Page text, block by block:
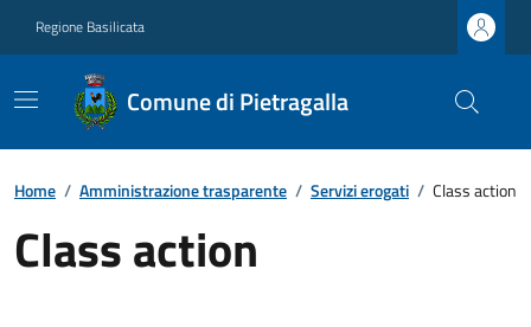
Regione Basilicata
Comune di Pietragalla
Home / Amministrazione trasparente / Servizi erogati / Class action
Class action